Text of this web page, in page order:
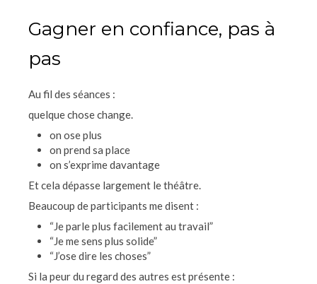
Gagner en confiance, pas à
pas
Au fil des séances :
quelque chose change.
on ose plus
on prend sa place
on s’exprime davantage
Et cela dépasse largement le théâtre.
Beaucoup de participants me disent :
“Je parle plus facilement au travail”
“Je me sens plus solide”
“J’ose dire les choses”
Si la peur du regard des autres est présente :